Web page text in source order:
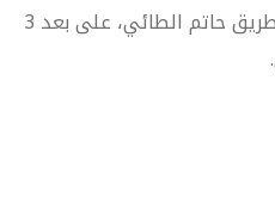
يقع مطار حائل الإقليمي على طريق حاتم الطائي، على بعد 3